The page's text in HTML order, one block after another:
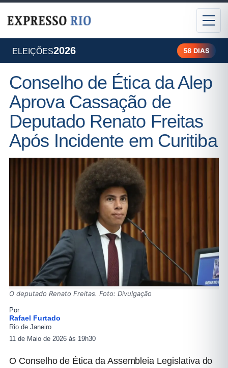
ELEIÇÕES2026 58 DIAS
Conselho de Ética da Alep
Aprova Cassação de
Deputado Renato Freitas
Após Incidente em Curitiba
O deputado Renato Freitas. Foto: Divulgação
Por
Rafael Furtado
Rio de Janeiro
11 de Maio de 2026 às 19h30
O Conselho de Ética da Assembleia Legislativa do